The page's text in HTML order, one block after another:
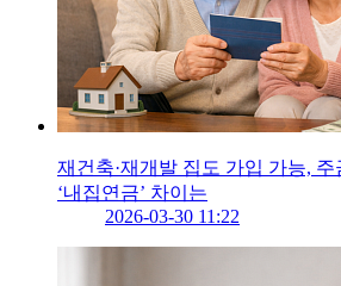
재건축·재개발 집도 가입 가능,
‘내집연금’ 차이는
2026-03-30 11:22